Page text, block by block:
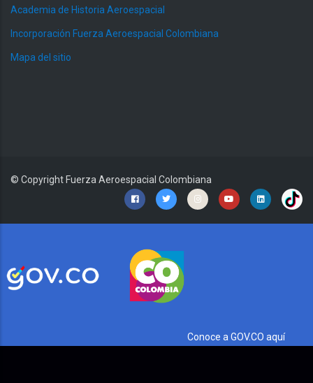
Academia de Historia Aeroespacial
Incorporación Fuerza Aeroespacial Colombiana
Mapa del sitio
© Copyright Fuerza Aeroespacial Colombiana
Conoce a GOV.CO aquí